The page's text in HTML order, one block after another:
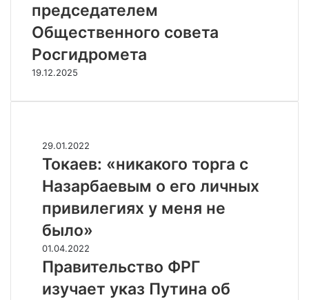
председателем
Общественного совета
Росгидромета
19.12.2025
Т
о
а
е
:
«
н
и
к
29.01.2022
Токаев: «никакого торга с
Назарбаевым о его личных
привилегиях у меня не
было»
П
р
в
01.04.2022
Правительство ФРГ
изучает указ Путина об